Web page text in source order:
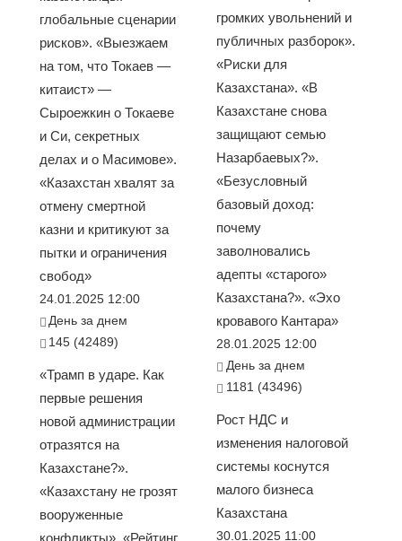
глобальные сценарии
рисков». «Выезжаем
на том, что Токаев —
китаист» —
Сыроежкин о Токаеве
и Си, секретных
делах и о Масимове».
«Казахстан хвалят за
отмену смертной
казни и критикуют за
пытки и ограничения
свобод»
24.01.2025 12:00
День за днем
145 (42489)
«Трамп в ударе. Как
первые решения
новой администрации
отразятся на
Казахстане?».
«Казахстану не грозят
вооруженные
громких увольнений и
публичных разборок».
«Риски для
Казахстана». «В
Казахстане снова
защищают семью
Назарбаевых?».
«Безусловный
базовый доход:
почему
заволновались
адепты «старого»
Казахстана?». «Эхо
кровавого Кантара»
28.01.2025 12:00
День за днем
1181 (43496)
Рост НДС и
изменения налоговой
системы коснутся
малого бизнеса
Казахстана
30.01.2025 11:00